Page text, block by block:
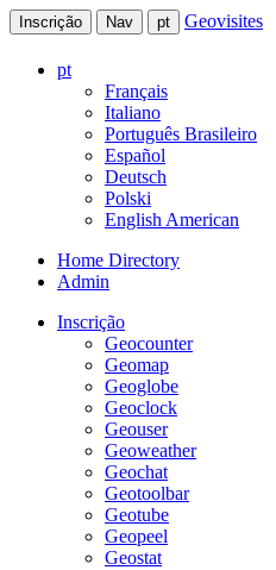
Inscrição Nav pt Geovisites
pt
Français
Italiano
Português Brasileiro
Español
Deutsch
Polski
English American
Home Directory
Admin
Inscrição
Geocounter
Geomap
Geoglobe
Geoclock
Geouser
Geoweather
Geochat
Geotoolbar
Geotube
Geopeel
Geostat